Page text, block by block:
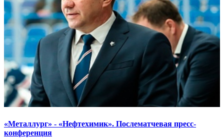
«Металлург» - «Нефтехимик». Послематчевая пресс-
конференция